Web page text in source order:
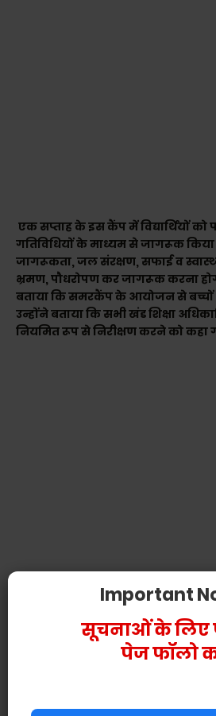
एक सप्ताह के इस कैंप में विद्यार्थियों को
गतिविधियों के माध्यम से जागरूक किया
जागरूकता, जल संरक्षण, सफाई व
भ्रमण, पौधरोपण कर जागरूक करना
बताया कि समरकैंप के आयोजन से बच्चों में
उन्होंने बताया कि सभी खंड शिक्षा
नियमित रूप से निरीक्षण करने को कहा
Important
सूचनाओं के
पेज फॉलो